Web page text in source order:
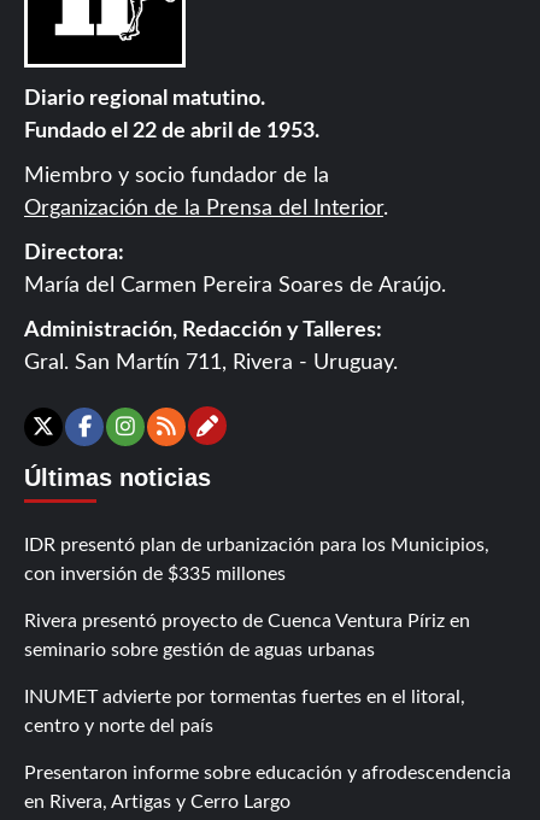
Diario regional matutino.
Fundado el 22 de abril de 1953.
Miembro y socio fundador de la
Organización de la Prensa del Interior.
Directora:
María del Carmen Pereira Soares de Araújo.
Administración, Redacción y Talleres:
Gral. San Martín 711, Rivera - Uruguay.
X Facebook
Instagram
RSSContáctanos
Últimas noticias
IDR presentó plan de urbanización para los Municipios,
con inversión de $335 millones
Rivera presentó proyecto de Cuenca Ventura Píriz en
seminario sobre gestión de aguas urbanas
INUMET advierte por tormentas fuertes en el litoral,
centro y norte del país
Presentaron informe sobre educación y afrodescendencia
en Rivera, Artigas y Cerro Largo